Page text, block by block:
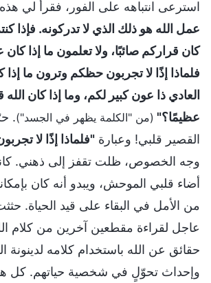
استرعى انتباهه على الفور، فقرأ لي
عمل الله هو ذلك الذي لا تدركونه. فإذا
كان قراركم صائبًا، ولا تعلمون ما إذا كان
فلماذا إذًا لا تجربون حظكم وترون ما إذا
العادي ذا عون كبير لكم، وما إذا كان
عظيمًا؟" (من "الكلمة يظهر في الجسد").
القصير قلبي! وعبارة "فلماذا إذًا لا
وجه الخصوص، ظلت تقفز إلى ذهني.
أضاء قلبي الموحش، ويبدو أنه كان
من الأمل في البقاء على قيد الحياة.
عاجل لقراءة مقطعين آخرين من كلام
حقائق عن الله باستخدام كلامه لدينونة
وإحداث تحوّلٍ في شخصية حياتهم. كل